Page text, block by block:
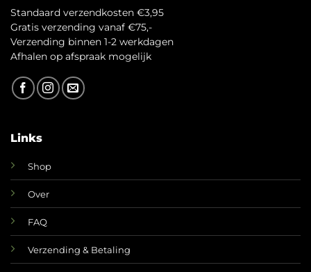
Standaard verzendkosten €3,95
Gratis verzending vanaf €75,-
Verzending binnen 1-2 werkdagen
Afhalen op afspraak mogelijk
Links
Shop
Over
FAQ
Verzending & Betaling